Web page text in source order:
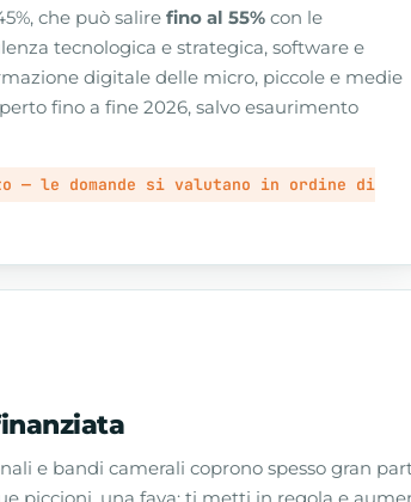
che può salire fino al 55% con le
tecnologica e strategica, software e
digitale delle micro, piccole e medie
fino a fine 2026, salvo esaurimento
— le domande si valutano in ordine di
e bandi camerali coprono spesso gran